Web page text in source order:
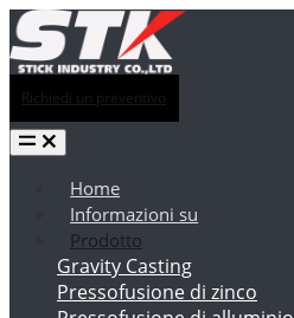
Richiedi un preventivo
Home
Informazioni su
Prodotto
Gravity Casting
Pressofusione di zinco